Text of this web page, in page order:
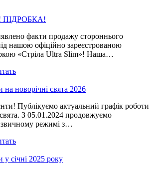
факти продажу стороннього
нашою офіційно зареєстрованою
«Стріла Ultra Slim»! Наша…
на новорічні свята 2026
Публікуємо актуальний графік роботи
З 05.01.2024 продовжуємо
режимі з…
у січні 2025 року